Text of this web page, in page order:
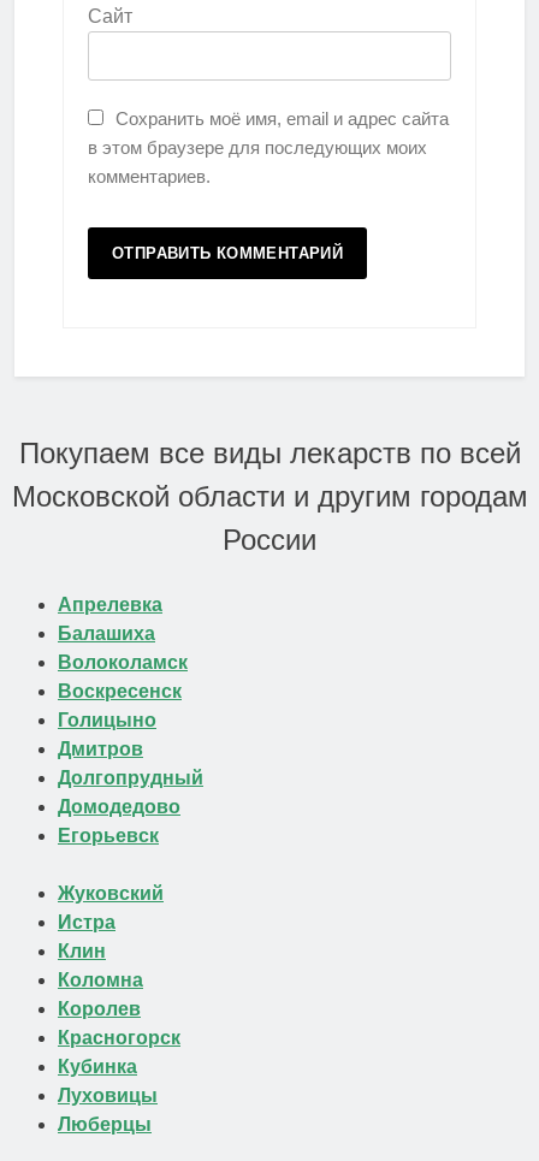
Сайт
Сохранить моё имя, email и адрес сайта
в этом браузере для последующих моих
комментариев.
Покупаем все виды лекарств по всей
Московской области и другим городам
России
Апрелевка
Балашиха
Волоколамск
Воскресенск
Голицыно
Дмитров
Долгопрудный
Домодедово
Егорьевск
Жуковский
Истра
Клин
Коломна
Королев
Красногорск
Кубинка
Луховицы
Люберцы